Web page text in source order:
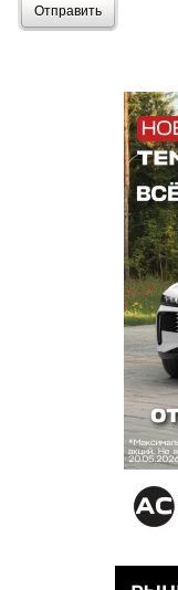
Отправить